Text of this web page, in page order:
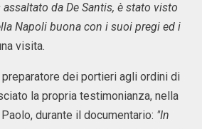
da De Santis, è stato visto
Napoli buona con i suoi pregi ed i
visita.
preparatore dei portieri agli ordini di
la propria testimonianza, nella
durante il documentario: "In